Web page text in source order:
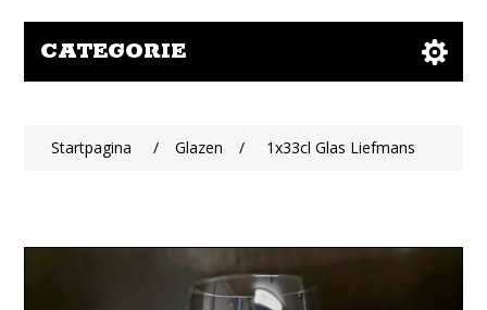
CATEGORIE
Startpagina / Glazen / 1x33cl Glas Liefmans